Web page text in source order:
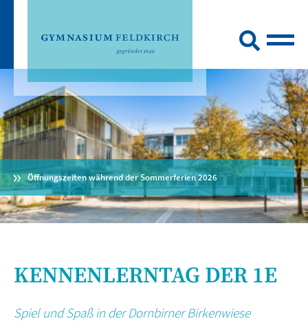
Öffnungszeiten während der Sommerferien 2026
KENNENLERNTAG DER 1E
Spiel und Spaß in der Dornbirner Birkenwiese